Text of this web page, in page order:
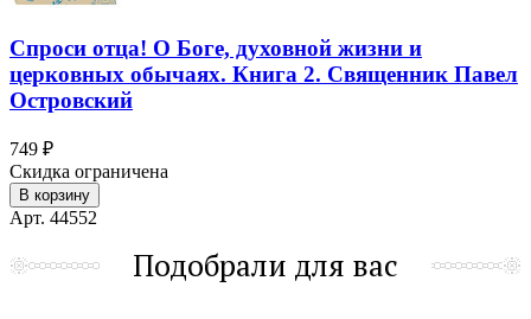
Спроси отца! О Боге, духовной жизни и
церковных обычаях. Книга 2. Священник Павел
Островский
749 ₽
Скидка ограничена
В корзину
Арт. 44552
Подобрали для вас